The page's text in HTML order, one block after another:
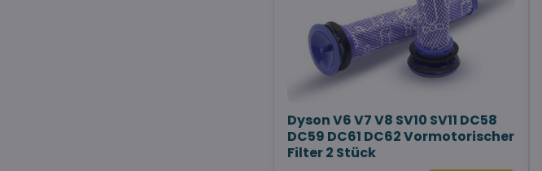
Dyson V6 V7 V8 SV10 SV11 DC58
DC59 DC61 DC62 Vormotorischer
Filter 2 Stück